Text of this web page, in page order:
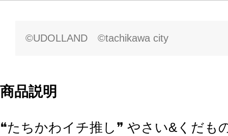
©UDOLLAND ©tachikawa city
商品説明
❝たちかわイチ推し❞ やさい&くだも